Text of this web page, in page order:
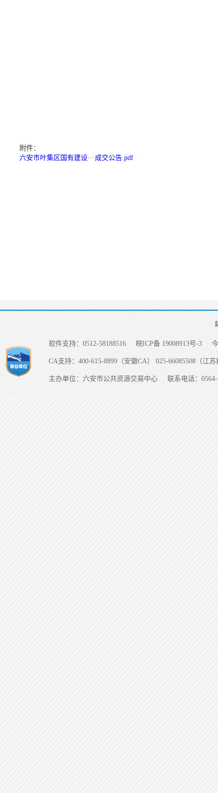
附件：
六安市叶集区国有建设···成交公告.pdf
软件支持：0512-58188516 皖ICP备 19008913号-3
CA支持：400-615-8899（安徽CA） 025-66085508（江
主办单位：六安市公共资源交易中心 联系电话：0564-